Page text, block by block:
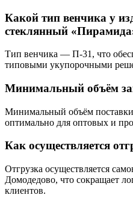
Какой тип венчика у
стеклянный
Тип венчика — П-31, что
типовыми укупорочными
Минимальный объём
Минимальный объём поставки
оптимально для оптовых и
Как осуществляется
Отгрузка осуществляется
Домодедово, что сокращает
клиентов.